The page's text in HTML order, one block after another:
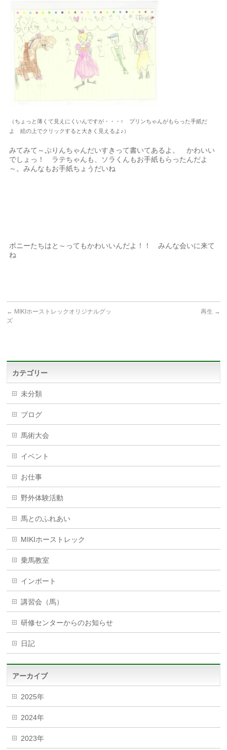
（ちょっと薄くて見えにくいんですが・・・↑ プリンちゃんがもらった手紙だ
よ 絵の上でクリックすると大きく見えるよ♪）
みてみて～ぷりんちゃんだいすきって書いてあるよ。 かわいい
でしょっ！ ラテちゃんも、ソラくんもお手紙もらったんだよ
～。みんなもお手紙ちょうだいね
ポニーたちはと～ってもかわいいんだよ！！ みんな会いに来て
ね
← MIKIホーストレックオリジナルグッ
ズ
再生 →
カテゴリー
未分類
ブログ
馬術大会
イベント
お仕事
野外体験活動
馬とのふれあい
MIKIホーストレック
乗馬教室
インポート
講習会（馬）
研修センターからのお知らせ
日記
アーカイブ
2025年
2024年
2023年